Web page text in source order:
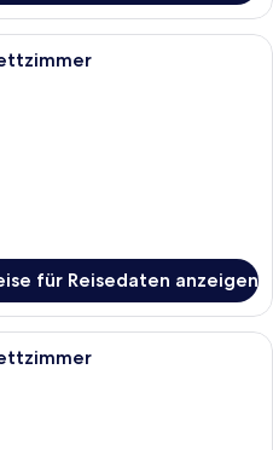
1 Schlafzimmer, kostenloses WLAN,
für Reisedaten anzeigen
1 Schlafzimmer, kostenloses WLAN,